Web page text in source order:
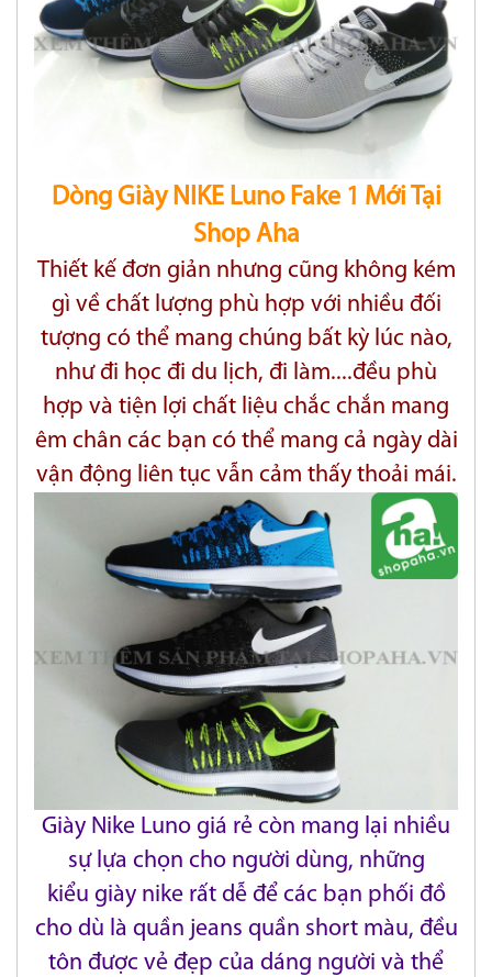
Dòng Giày NIKE Luno Fake 1 Mới Tại
Shop Aha
Thiết kế đơn giản nhưng cũng không kém
gì về chất lượng phù hợp với nhiều đối
tượng có thể mang chúng bất kỳ lúc nào,
như đi học đi du lịch, đi làm....đều phù
hợp và tiện lợi chất liệu chắc chắn mang
êm chân các bạn có thể mang cả ngày dài
vận động liên tục vẫn cảm thấy thoải mái.
Giày Nike Luno giá rẻ còn mang lại nhiều
sự lựa chọn cho người dùng, những
kiểu giày nike rất dễ để các bạn phối đồ
cho dù là quần jeans quần short màu, đều
tôn được vẻ đẹp của dáng người và thể